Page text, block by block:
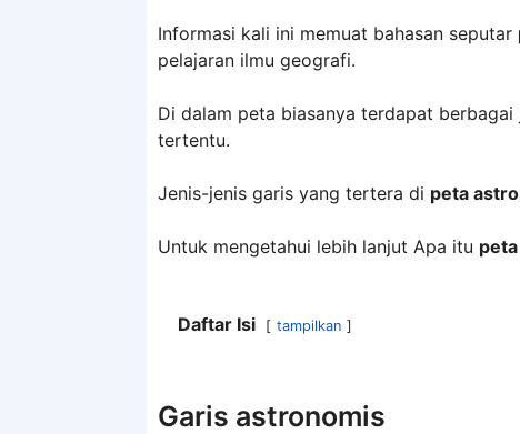
Informasi kali ini memuat bahasan seputar
pelajaran ilmu geografi.
Di dalam peta biasanya terdapat
tertentu.
Jenis-jenis garis yang tertera di peta
Untuk mengetahui lebih lanjut Apa itu
Daftar Isi tampilkan
Garis astronomis